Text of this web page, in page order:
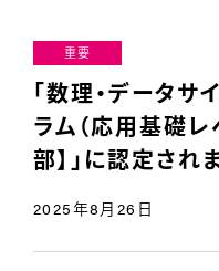
重要
「数理・データ
ラム（応用基礎レ
部】」に認定され
2025年8月26日